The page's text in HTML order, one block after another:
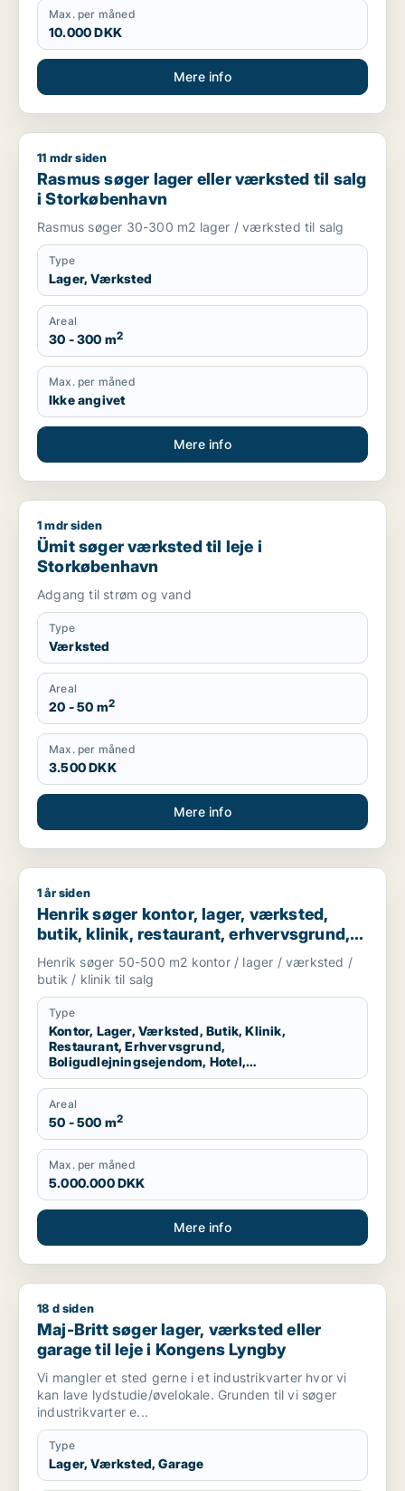
Max. per måned
10.000 DKK
Mere info
Rasmus søger lager eller værksted til salg i Storkøbenhavn
11 mdr siden
Rasmus søger lager eller værksted til salg
i Storkøbenhavn
Rasmus søger 30-300 m2 lager / værksted til salg
Type
Lager, Værksted
Areal
30 - 300 m2
Max. per måned
Ikke angivet
Mere info
Ümit søger værksted til leje i Storkøbenhavn
1 mdr siden
Ümit søger værksted til leje i
Storkøbenhavn
Adgang til strøm og vand
Type
Værksted
Areal
20 - 50 m2
Max. per måned
3.500 DKK
Mere info
Henrik søger kontor, lager, værksted, butik, klinik,
1 år siden
Henrik søger kontor, lager, værksted,
butik, klinik, restaurant, erhvervsgrund,
boligudlejningsejendom, hotel eller
produktionslokaler til salg i København K,
Vesterbro eller Østerbro m.fl.
Henrik søger 50-500 m2 kontor / lager / værksted /
butik / klinik til salg
Type
Kontor, Lager, Værksted, Butik, Klinik,
Restaurant, Erhvervsgrund,
Boligudlejningsejendom, Hotel,
Produktionslokaler
Areal
50 - 500 m2
Max. per måned
5.000.000 DKK
Mere info
Maj-Britt søger lager, værksted eller garage til leje i
18 d siden
Maj-Britt søger lager, værksted eller
garage til leje i Kongens Lyngby
Vi mangler et sted gerne i et industrikvarter hvor vi
kan lave lydstudie/øvelokale. Grunden til vi søger
industrikvarter e...
Type
Lager, Værksted, Garage